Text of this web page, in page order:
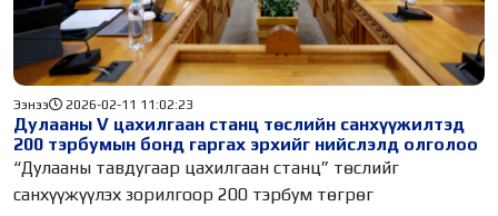
Дулааны V цахилгаан станц төслийн санхүүжилтэд
200 тэрбумын бонд гаргах эрхийг нийслэлд олголоо
Ээнээ 2026-02-11 11:02:23
“Дулааны тавдугаар цахилгаан станц” төслийг
санхүүжүүлэх зорилгоор 200 тэрбум төгрөг